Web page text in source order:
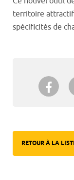
territoire
spécificités de
RETOUR À LA